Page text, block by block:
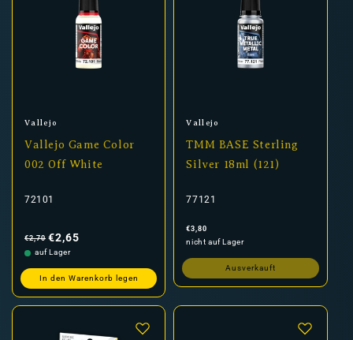
Anbieter:
Vallejo
Vallejo Game Color
002 Off White
72101
Preis
€2,70 €2,65
auf Lager
In den Warenkorb legen
Anbieter:
Vallejo
TMM BASE Sterling
Silver 18ml (121)
77121
Normaler
Preis
€3,80
nicht auf Lager
Ausverkauft